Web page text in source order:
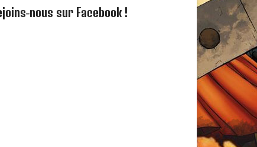
nous sur Facebook !